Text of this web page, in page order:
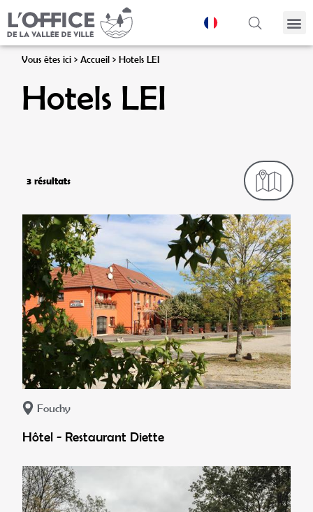
Vous êtes ici >Accueil >Hotels LEI
Hotels LEI
3 résultats
Fouchy
Hôtel - Restaurant Diette
Panneau de gestion des cookies